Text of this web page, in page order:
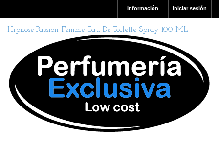
Iniciar sesión
Información
Hipnose Passion Femme Eau De Toilette Spray 100 ML